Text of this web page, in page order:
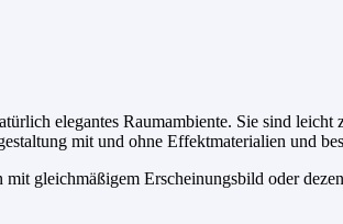
elegantes Raumambiente. Sie sind
mit und ohne Effektmaterialien und
gleichmäßigem Erscheinungsbild oder